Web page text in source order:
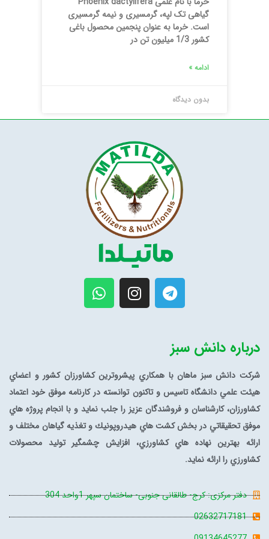
گیاهی تک لپه، گرمسیری و نیمه گرمسیری
است. خرما به عنوان پنجمین محصول باغی
کشور 1/3 میلیون تن در
ادامه »
بدون دیدگاه
درباره دانش سبز
شرکت دانش سبز ماهان با همكاري پيشروترين كشاورزان كشور و اعضاي
هيئت علمي دانشگاه تاسيس و تاكنون توانسته در كارنامه موفق خود اعتماد
كشاورزان، كارشناسان و فروشندگان عزيز را جلب نمايد و با انجام پروژه هاي
موفق تحقيقاتي در بخش كشت هاي هيدروپونيك و تغذيه گياهان مختلف و
ارائه بهترين نهاده هاي كشاورزي، افزايش چشمگير توليد محصولات
كشاورزي را ارائه نمايد.
دفتر مرکزی: کرج- طالقانی جنوبی- ساختمان سپهر 1واحد 304
02632717181